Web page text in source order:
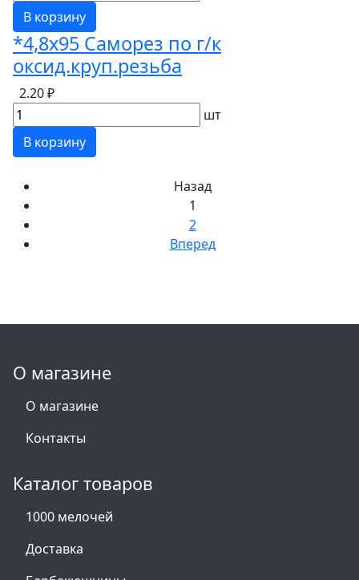
В корзину
*4,8х95 Саморез по г/к
оксид.круп.резьба
2.20 ₽
шт
В корзину
Назад
1
2
Вперед
О магазине
О магазине
Контакты
Каталог товаров
1000 мелочей
Доставка